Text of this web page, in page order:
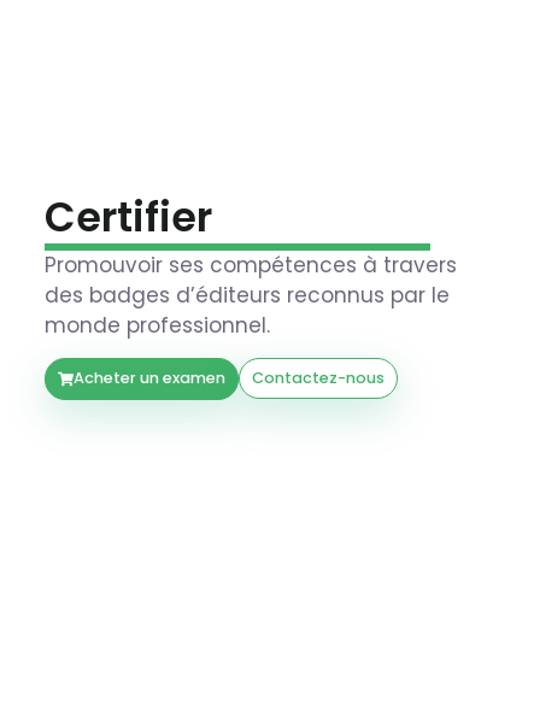
Certifier
Promouvoir ses compétences à travers
des badges d’éditeurs reconnus par le
monde professionnel.
Acheter un examen Contactez-nous